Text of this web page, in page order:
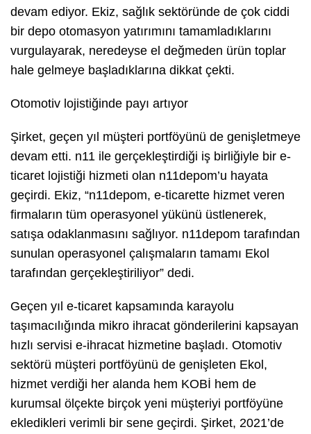
devam ediyor. Ekiz, sağlık sektöründe de çok ciddi
bir depo otomasyon yatırımını tamamladıklarını
vurgulayarak, neredeyse el değmeden ürün toplar
hale gelmeye başladıklarına dikkat çekti.
Otomotiv lojistiğinde payı artıyor
Şirket, geçen yıl müşteri portföyünü de genişletmeye
devam etti. n11 ile gerçekleştirdiği iş birliğiyle bir e-
ticaret lojistiği hizmeti olan n11depom’u hayata
geçirdi. Ekiz, “n11depom, e-ticarette hizmet veren
firmaların tüm operasyonel yükünü üstlenerek,
satışa odaklanmasını sağlıyor. n11depom tarafından
sunulan operasyonel çalışmaların tamamı Ekol
tarafından gerçekleştiriliyor” dedi.
Geçen yıl e-ticaret kapsamında karayolu
taşımacılığında mikro ihracat gönderilerini kapsayan
hızlı servisi e-ihracat hizmetine başladı. Otomotiv
sektörü müşteri portföyünü de genişleten Ekol,
hizmet verdiği her alanda hem KOBİ hem de
kurumsal ölçekte birçok yeni müşteriyi portföyüne
ekledikleri verimli bir sene geçirdi. Şirket, 2021’de